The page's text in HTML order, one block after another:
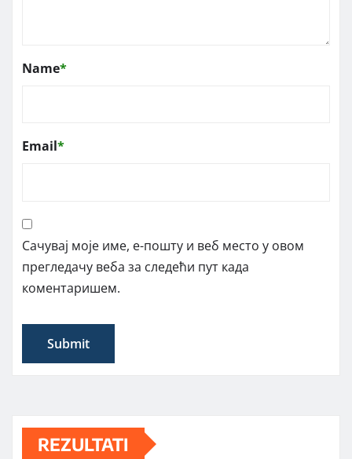
Name*
Email*
Сачувај моје име, е-пошту и веб место у овом
прегледачу веба за следећи пут када
коментаришем.
REZULTATI